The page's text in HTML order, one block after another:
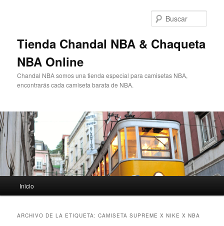
Tienda Chandal NBA & Chaqueta
NBA Online
Chandal NBA somos una tienda especial para camisetas NBA,
encontrarás cada camiseta barata de NBA.
principal
Inicio
ARCHIVO DE LA ETIQUETA:CAMISETA SUPREME X NIKE X NBA